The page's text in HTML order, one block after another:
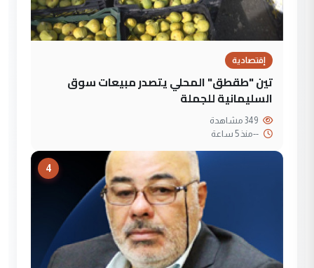
إقتصادية
تين "طقطق" المحلي يتصدر مبيعات سوق
السليمانية للجملة
--منذ 5 ساعة
4